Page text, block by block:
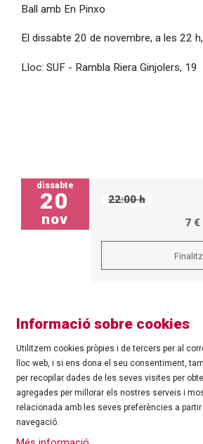
Ball amb En Pinxo
El dissabte 20 de novembre, a les 22
Lloc: SUF - Rambla Riera Ginjolers, 19
dissabte
20
nov
22:00 h
7 €
©Ajuntament de Roses| C/ Tarragona,
Tel.: 972 25 24 00 |cultura@roses.cat
Sitemap | Ús de Cookies
Informació sobre cookies
Utilitzem cookies pròpies i de tercers per al
lloc web, i si ens dona el seu consentiment,
per recopilar dades de les seves visites per
agregades per millorar els nostres serveis i
relacionada amb les seves preferències a
navegació.